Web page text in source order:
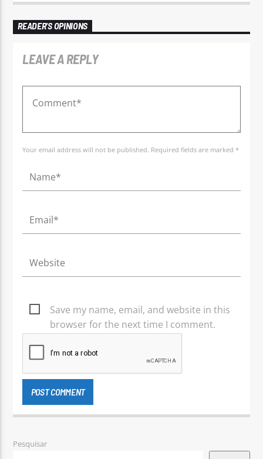
READER'S OPINIONS
LEAVE A REPLY
Your email address will not be published. Required fields are marked *
Save my name, email, and website in this
browser for the next time I comment.
Pesquisar